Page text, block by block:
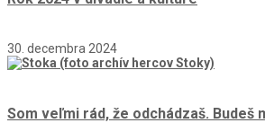
30. decembra 2024
Som veľmi rád, že odchádzaš. Budeš